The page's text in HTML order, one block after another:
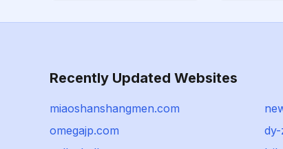
Recently Updated Websites
miaoshanshangmen.com
omegajp.com